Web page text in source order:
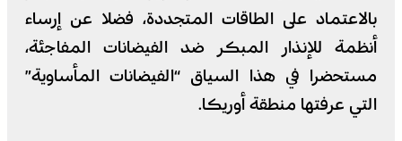
بالاعتماد على الطاقات المتجددة، فضلا عن إرساء
أنظمة للإنذار المبكر ضد الفيضانات المفاجئة،
مستحضرا في هذا السياق “الفيضانات المأساوية”
التي عرفتها منطقة أوريكا.